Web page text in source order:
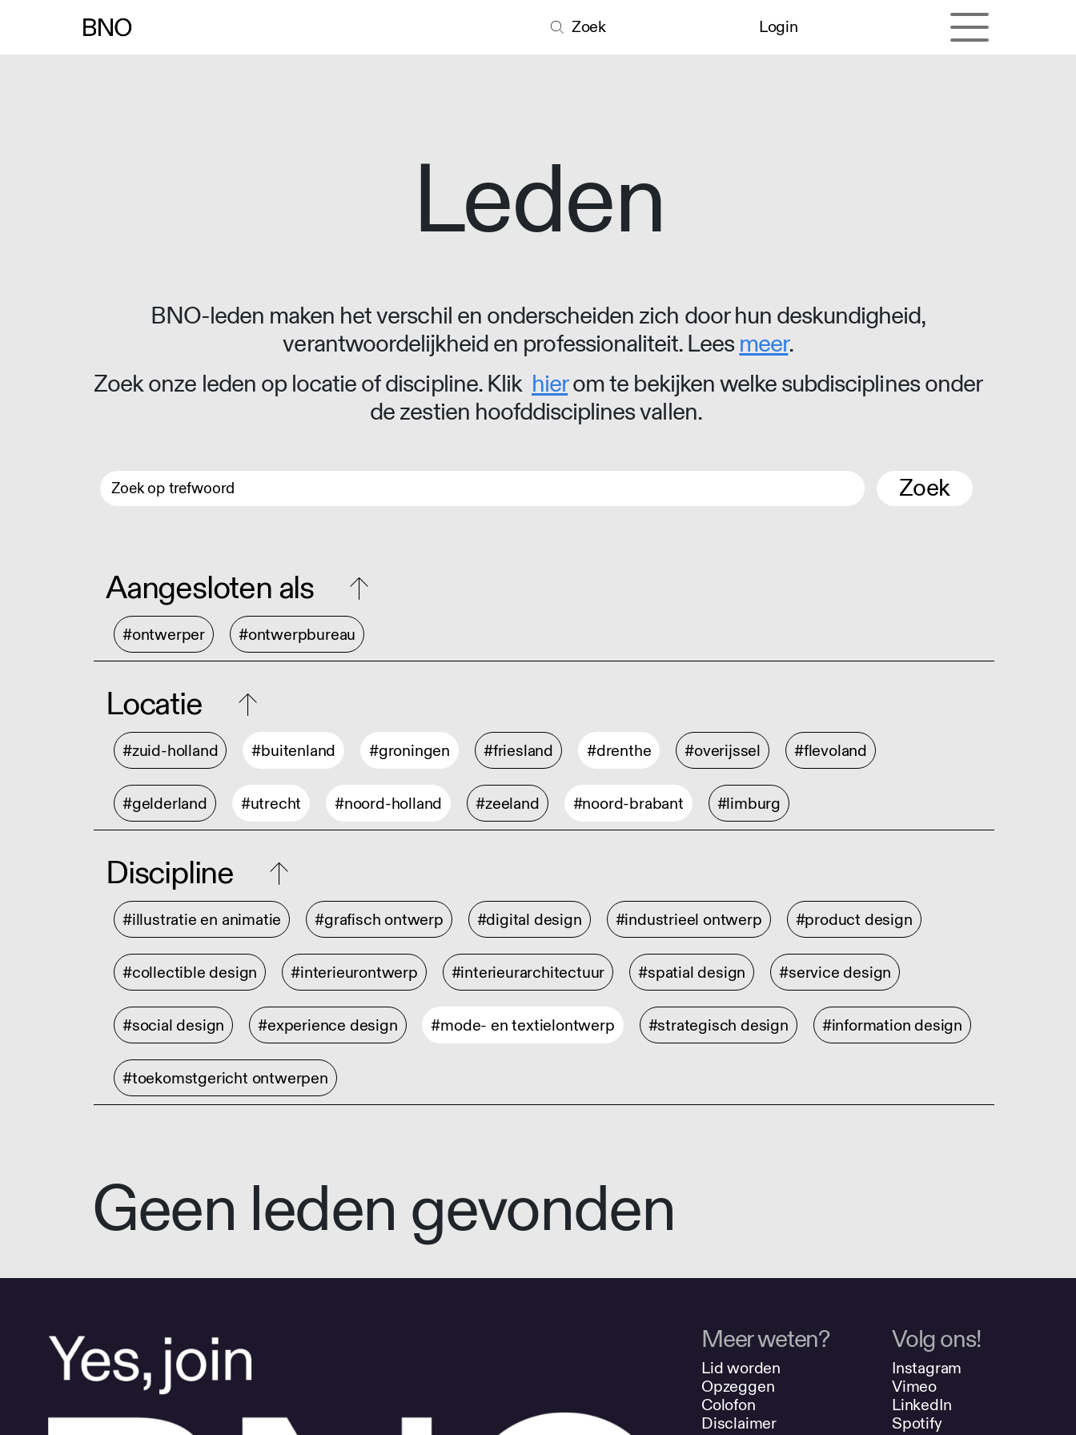
Zoek Login
Leden
BNO-leden maken het verschil en onderscheiden zich door hun deskundigheid,
verantwoordelijkheid en professionaliteit. Leesmeer.
Zoek onze leden op locatie of discipline. Klik hierom te bekijken welke subdisciplines onder
de zestien hoofddisciplines vallen.
Zoek
Aangesloten als
#ontwerper #ontwerpbureau
Locatie
#zuid-holland #buitenland #groningen #friesland #drenthe #overijssel #flevoland
#gelderland #utrecht #noord-holland #zeeland #noord-brabant #limburg
Discipline
#illustratie en animatie #grafisch ontwerp #digital design #industrieel ontwerp #product design
#collectible design #interieurontwerp #interieurarchitectuur #spatial design #service design
#social design #experience design #mode- en textielontwerp #strategisch design #information design
#toekomstgericht ontwerpen
Geen leden gevonden
Meer weten?
Lid worden
Opzeggen
Colofon
Disclaimer
Volg ons!
Instagram
Vimeo
LinkedIn
Spotify